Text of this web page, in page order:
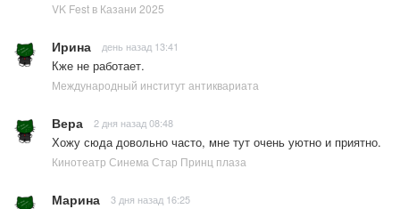
VK Fest в Казани 2025
Ирина день назад 13:41
Кже не работает.
Международный институт антиквариата
Вера 2 дня назад 08:48
Хожу сюда довольно часто, мне тут очень уютно и приятно.
Кинотеатр Синема Стар Принц плаза
Марина 3 дня назад 16:25